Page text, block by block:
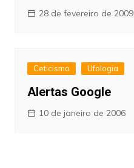
28 de fevereiro de 2009
Ceticismo Ufologia
Alertas Google
10 de janeiro de 2006